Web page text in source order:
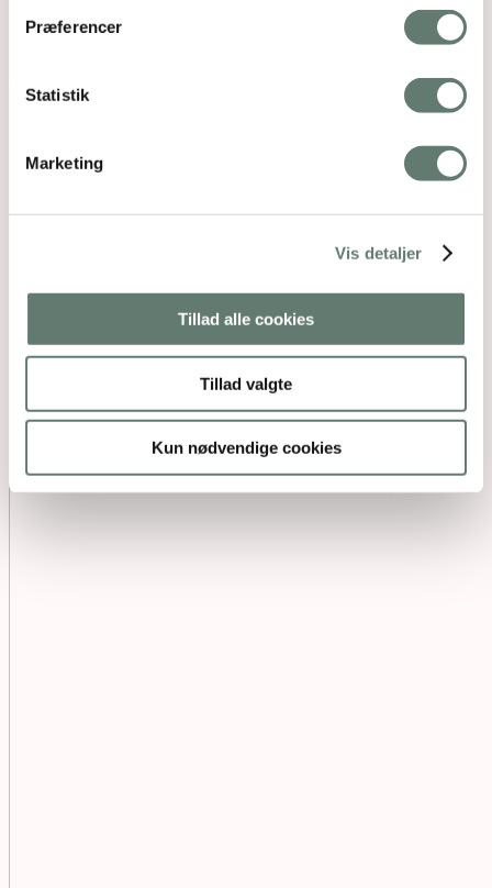
Præferencer
Statistik
Marketing
Vis detaljer
Tillad alle cookies
Tillad valgte
Kun nødvendige cookies